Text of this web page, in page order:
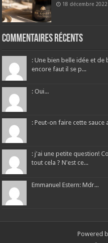
18 décembre 2022
Commentaires récents
: Une bien belle idée et
encore faut il se p...
: Oui...
: Peut-on faire cette sauce
: j'ai une petite question!
tout cela ? N'est ce...
Emmanuel Estern: Mdr...
Powered